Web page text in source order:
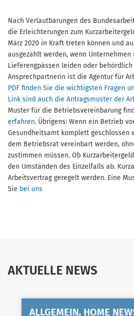
Nach Verlautbarungen des
die Erleichterungen zum
März 2020 in Kraft treten können und
ausgezahlt werden, wenn Unternehmen
Lieferengpässen leiden oder
Ansprechpartnerin ist die Agentur für
PDF finden Sie die wichtigsten Fragen
Link sind auch die Antragsmuster der
Muster für die Betriebsvereinbarung
erfahren. Übrigens: Wenn ein Betrieb
Gesundheitsamt komplett geschlossen
dem Betriebsrat vereinbart werden,
zustimmen müssen. Ob
den Umständen des Einzelfalls ab.
Arbeitsvertrag geregelt werden. Eine
Sie bei uns
AKTUELLE NEWS
ALLGEMEIN, HOME